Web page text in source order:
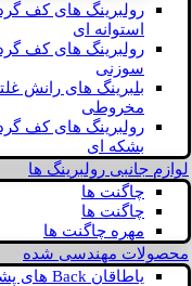
رولبرینگ های کف
استوانه ای
رولبرینگ های کف
سوزنی
بلبرینگ های رانش
مخروطی
رولبرینگ های کف
بشکه ای
لوازم جانبی رولبرینگ ها
چاگنت ها
چاگنت ها
مهره چاگنت ها
محصولات مهندسی شده
یاطاقان Back های پشتی